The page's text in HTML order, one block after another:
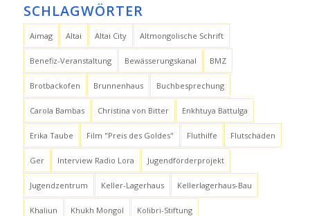
SCHLAGWÖRTER
Aimag Altai Altai City Altmongolische Schrift
Benefiz-Veranstaltung Bewässerungskanal BMZ
Brotbackofen Brunnenhaus Buchbesprechung
Carola Bambas Christina von Bitter Enkhtuya Battulga
Erika Taube Film "Preis des Goldes" Fluthilfe Flutschäden
Ger Interview Radio Lora Jugendförderprojekt
Jugendzentrum Keller-Lagerhaus Kellerlagerhaus-Bau
Khaliun Khukh Mongol Kolibri-Stiftung